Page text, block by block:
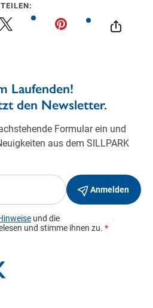
TEILEN: